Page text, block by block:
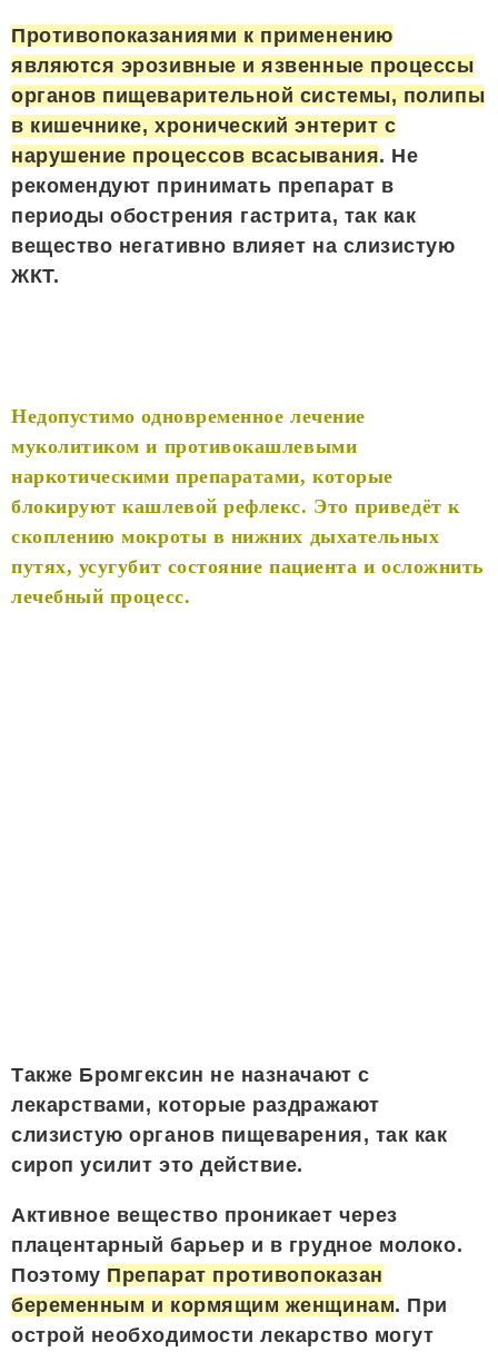
Противопоказаниями к применению
являются эрозивные и язвенные процессы
органов пищеварительной системы, полипы
в кишечнике, хронический энтерит с
нарушение процессов всасывания. Не
рекомендуют принимать препарат в
периоды обострения гастрита, так как
вещество негативно влияет на слизистую
ЖКТ.
Недопустимо одновременное лечение
муколитиком и противокашлевыми
наркотическими препаратами, которые
блокируют кашлевой рефлекс. Это приведёт к
скоплению мокроты в нижних дыхательных
путях, усугубит состояние пациента и осложнить
лечебный процесс.
Также Бромгексин не назначают с
лекарствами, которые раздражают
слизистую органов пищеварения, так как
сироп усилит это действие.
Активное вещество проникает через
плацентарный барьер и в грудное молоко.
Поэтому Препарат противопоказан
беременным и кормящим женщинам. При
острой необходимости лекарство могут